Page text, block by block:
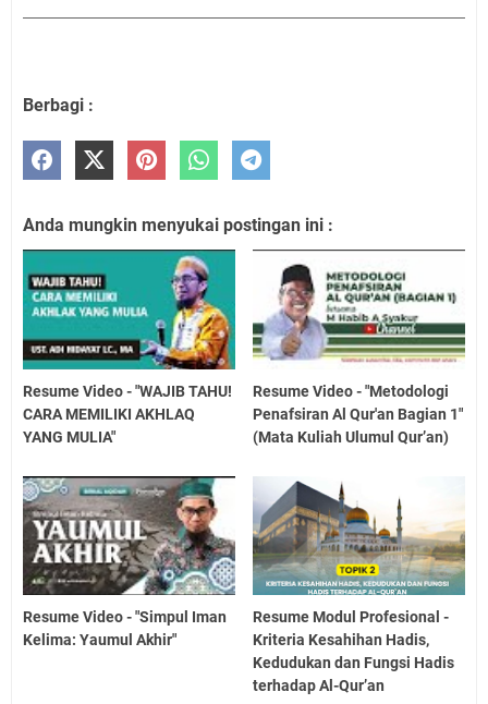
Berbagi :
Anda mungkin menyukai postingan ini :
Resume Video - "WAJIB TAHU!
CARA MEMILIKI AKHLAQ
YANG MULIA"
Resume Video - "Metodologi
Penafsiran Al Qur'an Bagian 1"
(Mata Kuliah Ulumul Qur’an)
Resume Video - "Simpul Iman
Kelima: Yaumul Akhir"
Resume Modul Profesional -
Kriteria Kesahihan Hadis,
Kedudukan dan Fungsi Hadis
terhadap Al-Qur’an